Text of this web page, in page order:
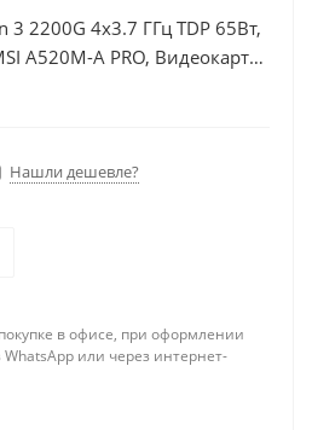
3 2200G 4x3.7 ГГц TDP 65Вт,
A520M-A PRO, Видеокарта
8Gb, Диски SSD 250Гб,
Нашли дешевле?
в офисе, при оформлении
WhatsApp или через интернет-